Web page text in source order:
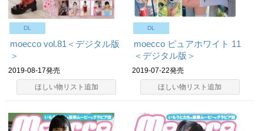
DL
moecco vol.81＜デジタル版
＞
2019-08-17発売
ほしい物リスト追加
DL
moecco ピュアホワイト 11
＜デジタル版＞
2019-07-22発売
ほしい物リスト追加